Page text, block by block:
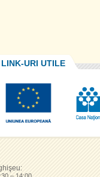
LINK-URI UTILE